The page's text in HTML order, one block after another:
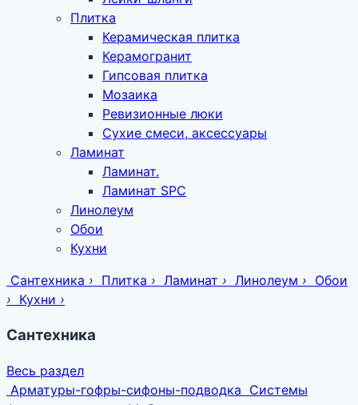
Плитка
Керамическая плитка
Керамогранит
Гипсовая плитка
Мозаика
Ревизионные люки
Сухие смеси, аксессуары
Ламинат
Ламинат.
Ламинат SPC
Линолеум
Обои
Кухни
Сантехника › Плитка › Ламинат › Линолеум › Обои
› Кухни ›
Сантехника
Весь раздел
Арматуры-гофры-сифоны-подводка Системы